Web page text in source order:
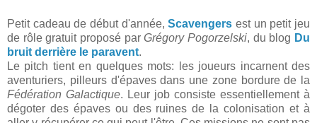
Petit cadeau de début d'année,Scavengers est un petit jeu
de rôle gratuit proposé parGrégory Pogorzelski, du blog Du
bruit derrière le paravent.
Le pitch tient en quelques mots: les joueurs incarnent des
aventuriers, pilleurs d'épaves dans une zone bordure de la
Fédération Galactique. Leur job consiste essentiellement à
dégoter des épaves ou des ruines de la colonisation et à